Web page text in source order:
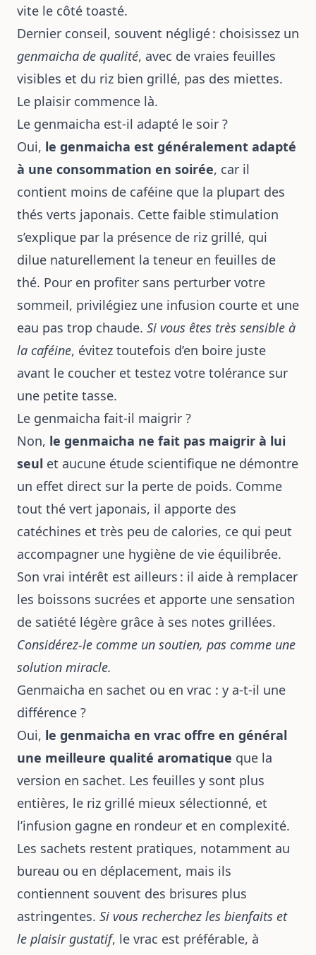
vite le côté toasté.
Dernier conseil, souvent négligé : choisissez un
genmaicha de qualité, avec de vraies feuilles
visibles et du riz bien grillé, pas des miettes.
Le plaisir commence là.
Le genmaicha est-il adapté le soir ?
Oui, le genmaicha est généralement adapté
à une consommation en soirée, car il
contient moins de caféine que la plupart des
thés verts japonais. Cette faible stimulation
s’explique par la présence de riz grillé, qui
dilue naturellement la teneur en feuilles de
thé. Pour en profiter sans perturber votre
sommeil, privilégiez une infusion courte et une
eau pas trop chaude. Si vous êtes très sensible à
la caféine, évitez toutefois d’en boire juste
avant le coucher et testez votre tolérance sur
une petite tasse.
Le genmaicha fait-il maigrir ?
Non, le genmaicha ne fait pas maigrir à lui
seul et aucune étude scientifique ne démontre
un effet direct sur la perte de poids. Comme
tout thé vert japonais, il apporte des
catéchines et très peu de calories, ce qui peut
accompagner une hygiène de vie équilibrée.
Son vrai intérêt est ailleurs : il aide à remplacer
les boissons sucrées et apporte une sensation
de satiété légère grâce à ses notes grillées.
Considérez-le comme un soutien, pas comme une
solution miracle.
Genmaicha en sachet ou en vrac : y a-t-il une
différence ?
Oui, le genmaicha en vrac offre en général
une meilleure qualité aromatique que la
version en sachet. Les feuilles y sont plus
entières, le riz grillé mieux sélectionné, et
l’infusion gagne en rondeur et en complexité.
Les sachets restent pratiques, notamment au
bureau ou en déplacement, mais ils
contiennent souvent des brisures plus
astringentes. Si vous recherchez les bienfaits et
le plaisir gustatif, le vrac est préférable, à